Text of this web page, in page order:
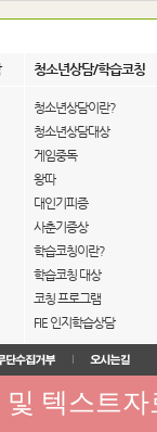
청소년상담/학습코칭
청소년상담이란?
청소년상담대상
게임중독
왕따
대인기피증
사춘기증상
학습코칭이란?
학습코칭 대상
코칭 프로그램
FIE 인지학습상담
텍스트